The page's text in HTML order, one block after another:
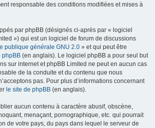
responsable des conditions modifiées et mises à
par phpBB (désignés ci-après par « logiciel
») qui est un logiciel de forum de discussions
publique générale GNU 2.0 » et qui peut être
phpBB (en anglais). Le logiciel phpBB a pour seul but
sur internet et phpBB Limited ne peut en aucun cas
de la conduite et du contenu que nous
pas. Pour plus d’informations concernant
le site de phpBB (en anglais).
aucun contenu à caractère abusif, obscène,
menaçant, pornographique, etc. qui pourrait
de votre pays, du pays dans lequel le serveur de